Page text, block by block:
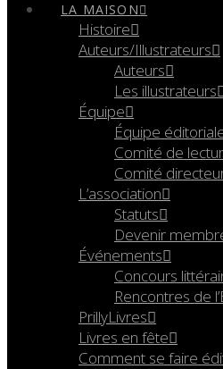
LA MAISON
Histoire
Auteurs/Illustrateurs
Auteurs
Les illustrateurs
Équipe
Équipe
Comité de
Comité
L’association
Statuts
Devenir
Événements
Concours
Rencontres de
PrillyLivres
Livres en fête
Comment se faire